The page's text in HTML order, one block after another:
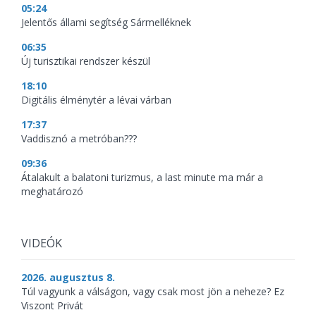
05:24
Jelentős állami segítség Sármelléknek
06:35
Új turisztikai rendszer készül
18:10
Digitális élménytér a lévai várban
17:37
Vaddisznó a metróban???
09:36
Átalakult a balatoni turizmus, a last minute ma már a
meghatározó
VIDEÓK
2026. augusztus 8.
Túl vagyunk a válságon, vagy csak most jön a neheze? Ez
Viszont Privát